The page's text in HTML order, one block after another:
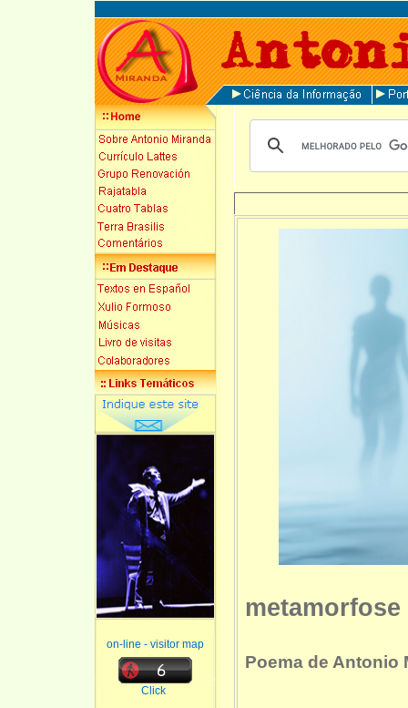
on-line - visitor map
Click
metamorfose
Poema de Antonio